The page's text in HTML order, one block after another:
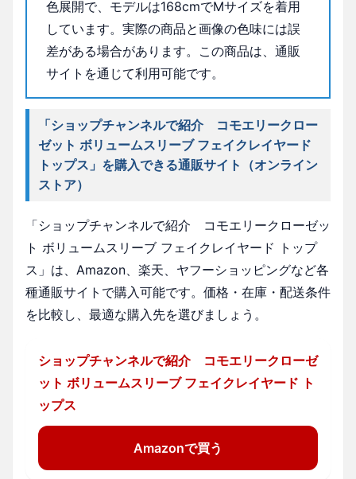
色展開で、モデルは168cmでMサイズを着用
しています。実際の商品と画像の色味には誤
差がある場合があります。この商品は、通販
サイトを通じて利用可能です。
「ショップチャンネルで紹介 コモエリークロー
ゼット ボリュームスリーブ フェイクレイヤード
トップス」を購入できる通販サイト（オンライン
ストア）
「ショップチャンネルで紹介 コモエリークローゼッ
ト ボリュームスリーブ フェイクレイヤード トップ
ス」は、Amazon、楽天、ヤフーショッピングなど各
種通販サイトで購入可能です。価格・在庫・配送条件
を比較し、最適な購入先を選びましょう。
ショップチャンネルで紹介 コモエリークローゼ
ット ボリュームスリーブ フェイクレイヤード ト
ップス
Amazonで買う